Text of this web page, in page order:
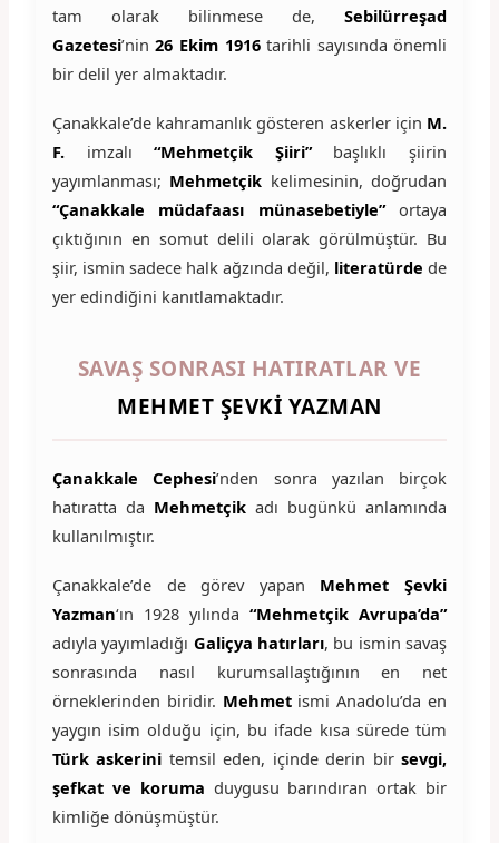
tam olarak bilinmese de,Sebilürreşad
Gazetesi’nin26 Ekim 1916tarihli sayısında önemli
bir delil yer almaktadır.
Çanakkale’de kahramanlık gösteren askerler için M.
F.imzalı“Mehmetçik Şiiri”başlıklı şiirin
yayımlanması; Mehmetçik kelimesinin, doğrudan
“Çanakkale müdafaası münasebetiyle”ortaya
çıktığının en somut delili olarak görülmüştür. Bu
şiir, ismin sadece halk ağzında değil, literatürde de
yer edindiğini kanıtlamaktadır.
SAVAŞ SONRASI HATIRATLAR VE
MEHMET ŞEVKI YAZMAN
Çanakkale Cephesi’nden sonra yazılan birçok
hatıratta da Mehmetçikadı bugünkü anlamında
kullanılmıştır.
Çanakkale’de de görev yapan Mehmet Şevki
Yazman‘ın 1928 yılında“Mehmetçik Avrupa’da”
adıyla yayımladığı Galiçya hatırları, bu ismin savaş
sonrasında nasıl kurumsallaştığının en net
örneklerinden biridir. Mehmetismi Anadolu’da en
yaygın isim olduğu için, bu ifade kısa sürede tüm
Türk askerini temsil eden, içinde derin birsevgi,
şefkat ve koruma duygusu barındıran ortak bir
kimliğe dönüşmüştür.